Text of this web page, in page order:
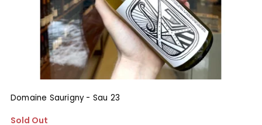
Domaine Saurigny - Sau 23
Sold Out